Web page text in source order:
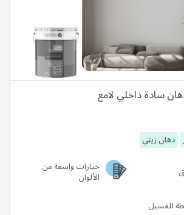
سادة داخلي لامع
دهان زيتي
خيارات واسعة من
الألوان
للغسيل